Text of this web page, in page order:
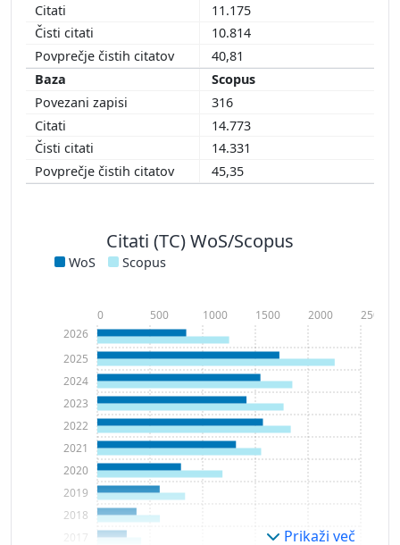
11.175
10.814
40,81
Scopus
316
14.773
14.331
45,35
Citati (TC) WoS/Scopus
WoS Scopus
2017
2018
2019
2020
2021
2022
2023
2024
2025
2026
0 500 1000 1500 2000 2500
Prikaži več